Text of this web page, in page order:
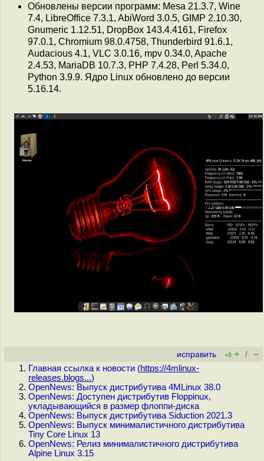
Обновлены версии программ: Mesa 21.3.7, Wine
7.4, LibreOffice 7.3.1, AbiWord 3.0.5, GIMP 2.10.30,
Gnumeric 1.12.51, DropBox 143.4.4161, Firefox
97.0.1, Chromium 98.0.4758, Thunderbird 91.6.1,
Audacious 4.1, VLC 3.0.16, mpv 0.34.0, Apache
2.4.53, MariaDB 10.7.3, PHP 7.4.28, Perl 5.34.0,
Python 3.9.9. Ядро Linux обновлено до версии
5.16.14.
исправить +8 + / –
Главная ссылка к новости (https://4mlinux-
releases.blogs...)
OpenNews: Выпуск дистрибутива 4MLinux 38.0
OpenNews: Доступен дистрибутив Floppinux,
укладывающийся в размер флоппи-диска
OpenNews: Выпуск дистрибутива Siduction 2021.3
OpenNews: Выпуск минималистичного дистрибутива
Tiny Core Linux 13
OpenNews: Релиз минималистичного дистрибутива
Alpine Linux 3.15